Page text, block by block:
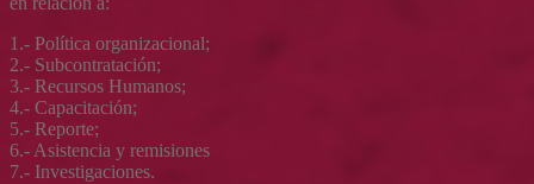
1.- Política organizacional;
2.- Subcontratación;
3.- Recursos Humanos;
4.- Capacitación;
5.- Reporte;
6.- Asistencia y remisiones
7.- Investigaciones.